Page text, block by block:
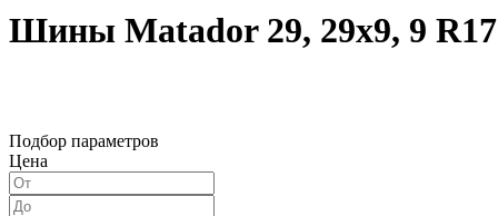
Шины Matador 29, 29х9, 9 R17
Подбор параметров
Цена